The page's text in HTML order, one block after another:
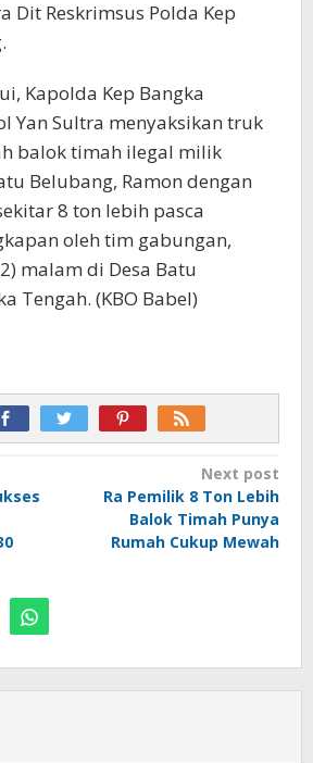
Dit Reskrimsus Polda Kep
Kapolda Kep Bangka
Yan Sultra menyaksikan truk
balok timah ilegal milik
Belubang, Ramon dengan
8 ton lebih pasca
oleh tim gabungan,
malam di Desa Batu
Tengah. (KBO Babel)
Next post
Ra Pemilik 8 Ton Lebih
Balok Timah Punya
Rumah Cukup Mewah